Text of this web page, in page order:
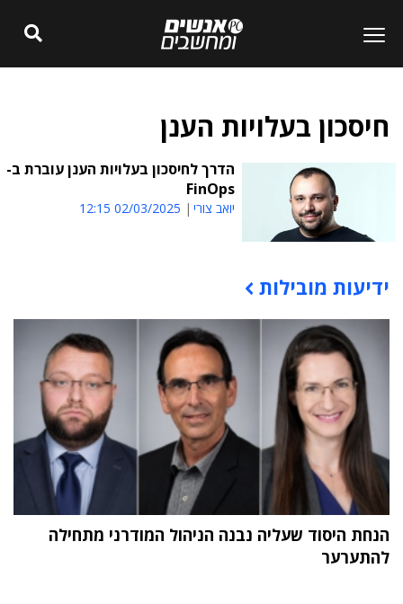
חיסכון בעלויות הענן
הדרך לחיסכון בעלויות הענן עוברת ב-
FinOps
יואב צורי 02/03/2025 12:15
תוכן פרסומי
ידיעות מובילות
הנחת היסוד שעליה נבנה הניהול המודרני מתחילה
להתערער